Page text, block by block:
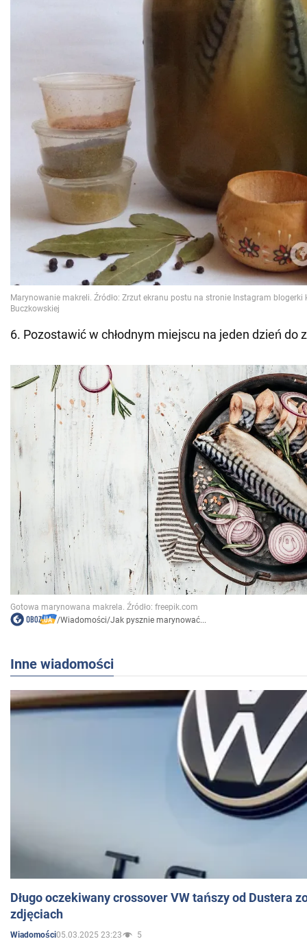
6. Pozostawić w chłodnym miejscu na jeden dzień do
/Wiadomości/Jak pysznie marynować...
Inne wiadomości
Długo oczekiwany crossover VW tańszy od Dustera
zdjęciach
Wiadomości05.03.2025 23:23 5